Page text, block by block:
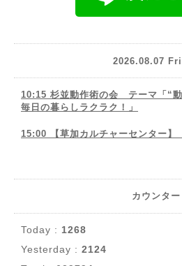
2026.08.07
10:15 杉並動作術の会 テーマ「“
毎日の暮らしラクラク！」
15:00 【草加カルチャーセンター】
カウンター
Today : 1268
Yesterday : 2124